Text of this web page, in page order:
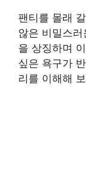
팬티를 몰래
않은 비밀스
을 상징하며
싶은 욕구가
리를 이해해